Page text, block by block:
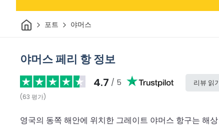
집 포트 야머스
야머스 페리 항 정보
4.7 / 5
(63 평가)
리뷰 읽
영국의 동쪽 해안에 위치한 그레이트 야머스 항구는 해